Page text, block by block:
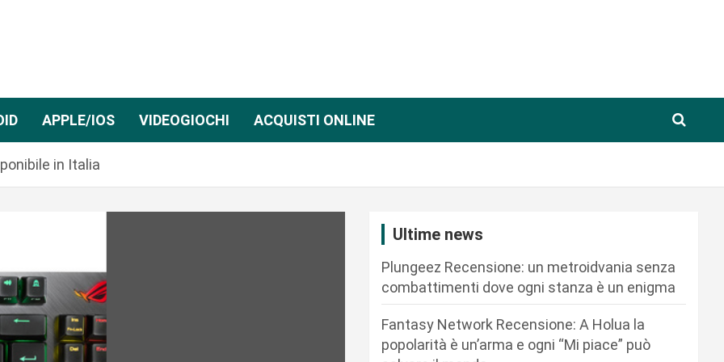
APPLE/IOS VIDEOGIOCHI ACQUISTI ONLINE
in Italia
Ultime news
Plungeez Recensione: un metroidvania senza
combattimenti dove ogni stanza è un enigma
Fantasy Network Recensione: A Holua la
popolarità è un’arma e ogni “Mi piace” può